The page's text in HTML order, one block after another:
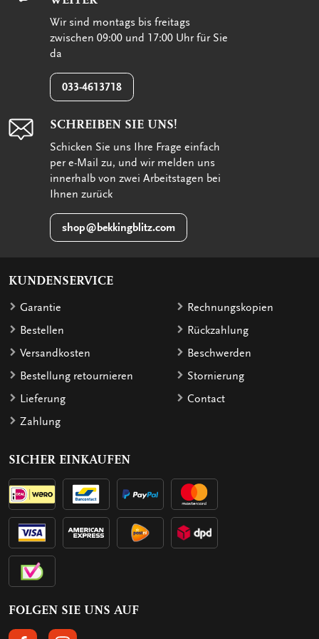
Wir sind montags bis freitags
zwischen 09:00 und 17:00 Uhr für Sie
da
033-4613718
SCHREIBEN SIE UNS!
Schicken Sie uns Ihre Frage einfach
per e-Mail zu, und wir melden uns
innerhalb von zwei Arbeitstagen bei
Ihnen zurück
shop@bekkingblitz.com
KUNDENSERVICE
Garantie
Bestellen
Versandkosten
Bestellung retournieren
Lieferung
Zahlung
Rechnungskopien
Rückzahlung
Beschwerden
Stornierung
Contact
SICHER EINKAUFEN
FOLGEN SIE UNS AUF